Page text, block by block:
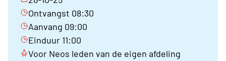
Ontvangst 08:30
Aanvang 09:00
Einduur 11:00
Voor Neos leden van de eigen afdeling